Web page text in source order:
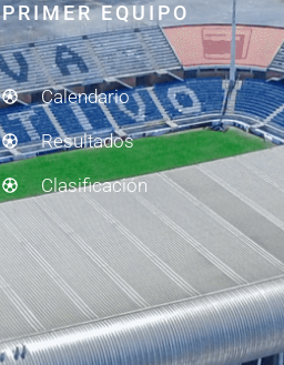
PRIMER EQUIPO
Calendario
Resultados
Clasificación